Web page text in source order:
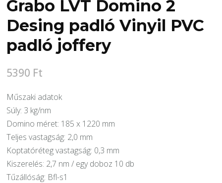
Grabo LVT Domino 2
Desing padló Vinyil PVC
padló joffery
5390 Ft
Műszaki adatok
Súly: 3 kg/nm
Domino méret: 185 x 1220 mm
Teljes vastagság: 2,0 mm
Koptatóréteg vastagság: 0,3 mm
Kiszerelés: 2,7 nm / egy doboz 10 db
Tűzállóság: Bfl-s1